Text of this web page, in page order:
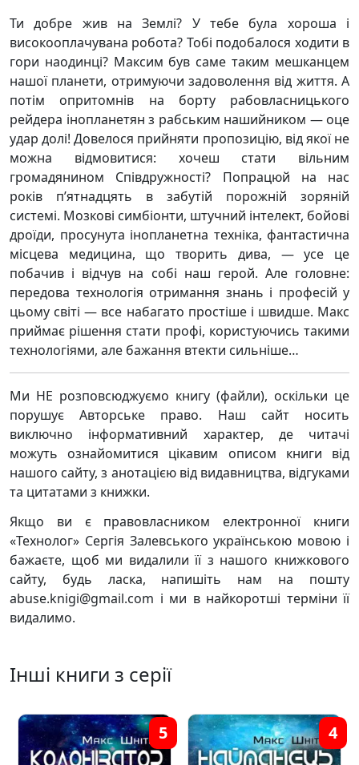
Ти добре жив на Землі? У тебе була хороша і
високооплачувана робота? Тобі подобалося ходити в
гори наодинці? Максим був саме таким мешканцем
нашої планети, отримуючи задоволення від життя. А
потім опритомнів на борту рабовласницького
рейдера інопланетян з рабським нашийником — оце
удар долі! Довелося прийняти пропозицію, від якої не
можна відмовитися: хочеш стати вільним
громадянином Співдружності? Попрацюй на нас
років п’ятнадцять в забутій порожній зоряній
системі. Мозкові симбіонти, штучний інтелект, бойові
дроїди, просунута інопланетна техніка, фантастична
місцева медицина, що творить дива, — усе це
побачив і відчув на собі наш герой. Але головне:
передова технологія отримання знань і професій у
цьому світі — все набагато простіше і швидше. Макс
приймає рішення стати профі, користуючись такими
технологіями, але бажання втекти сильніше…
Ми НЕ розповсюджуємо книгу (файли), оскільки це
порушує Авторське право. Наш сайт носить
виключно інформативний характер, де читачі
можуть ознайомитися цікавим описом книги від
нашого сайту, з анотацією від видавництва, відгуками
та цитатами з книжки.
Якщо ви є правовласником електронної книги
«Технолог» Сергія Залевського українською мовою і
бажаєте, щоб ми видалили її з нашого книжкового
сайту, будь ласка, напишіть нам на пошту
abuse.knigi@gmail.com і ми в найкоротші терміни її
видалимо.
Інші книги з серії
5 4